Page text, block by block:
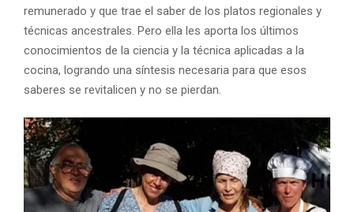
remunerado y que trae el saber de los platos regionales y
técnicas ancestrales. Pero ella les aporta los últimos
conocimientos de la ciencia y la técnica aplicadas a la
cocina, logrando una síntesis necesaria para que esos
saberes se revitalicen y no se pierdan.